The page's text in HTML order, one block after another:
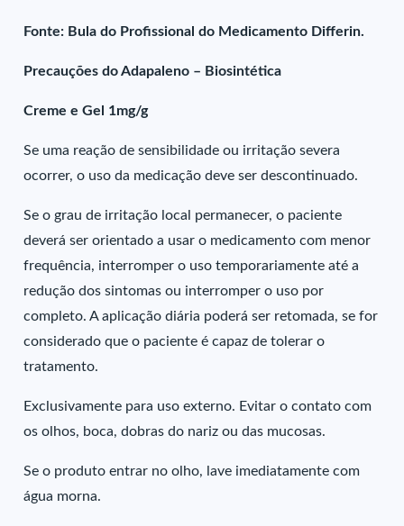
Fonte: Bula do Profissional do Medicamento Differin.
Precauções do Adapaleno – Biosintética
Creme e Gel 1mg/g
Se uma reação de sensibilidade ou irritação severa
ocorrer, o uso da medicação deve ser descontinuado.
Se o grau de irritação local permanecer, o paciente
deverá ser orientado a usar o medicamento com menor
frequência, interromper o uso temporariamente até a
redução dos sintomas ou interromper o uso por
completo. A aplicação diária poderá ser retomada, se for
considerado que o paciente é capaz de tolerar o
tratamento.
Exclusivamente para uso externo. Evitar o contato com
os olhos, boca, dobras do nariz ou das mucosas.
Se o produto entrar no olho, lave imediatamente com
água morna.